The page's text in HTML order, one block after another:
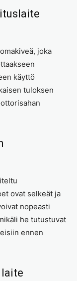
joka
käyttö
tuloksen
ovat selkeät ja
nopeasti
he tutustuvat
ennen